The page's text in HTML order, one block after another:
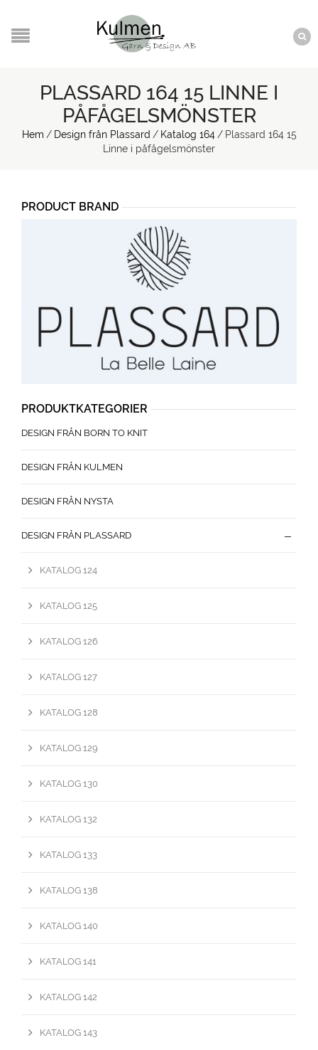
PLASSARD 164 15 LINNE I
PÅFÅGELSMÖNSTER
Hem / Design från Plassard / Katalog 164 / Plassard 164 15
Linne i påfågelsmönster
PRODUCT BRAND
PRODUKTKATEGORIER
DESIGN FRÅN BORN TO KNIT
DESIGN FRÅN KULMEN
DESIGN FRÅN NYSTA
DESIGN FRÅN PLASSARD
KATALOG 124
KATALOG 125
KATALOG 126
KATALOG 127
KATALOG 128
KATALOG 129
KATALOG 130
KATALOG 132
KATALOG 133
KATALOG 138
KATALOG 140
KATALOG 141
KATALOG 142
KATALOG 143